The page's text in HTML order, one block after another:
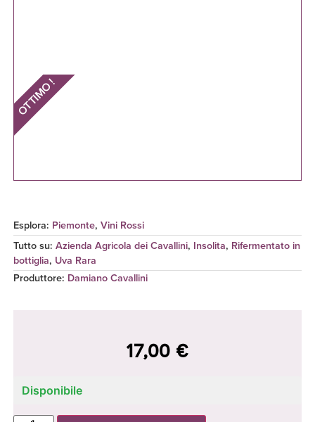
OTTIMO !
Esplora: Piemonte,Vini Rossi
Tutto su: Azienda Agricola dei Cavallini, Insolita, Rifermentato in
bottiglia, Uva Rara
Produttore: Damiano Cavallini
17,00 €
Disponibile